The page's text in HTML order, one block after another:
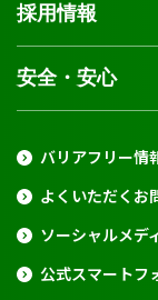
採用情報
安全・安心
バリアフリー情
よくいただくお
ソーシャルメデ
公式スマートフ